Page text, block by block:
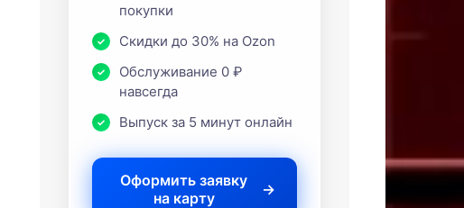
покупки
Скидки до 30% на Ozon
Обслуживание 0 ₽
навсегда
Выпуск за 5 минут онлайн
Оформить заявку
на карту